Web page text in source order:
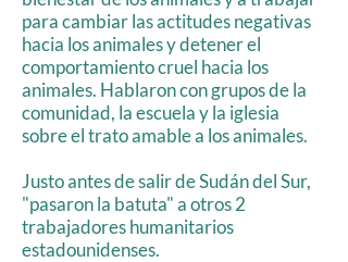
para cambiar las actitudes negativas
hacia los animales y detener el
comportamiento cruel hacia los
animales. Hablaron con grupos de la
comunidad, la escuela y la iglesia
sobre el trato amable a los animales.
Justo antes de salir de Sudán del Sur,
"pasaron la batuta" a otros 2
trabajadores humanitarios
estadounidenses.